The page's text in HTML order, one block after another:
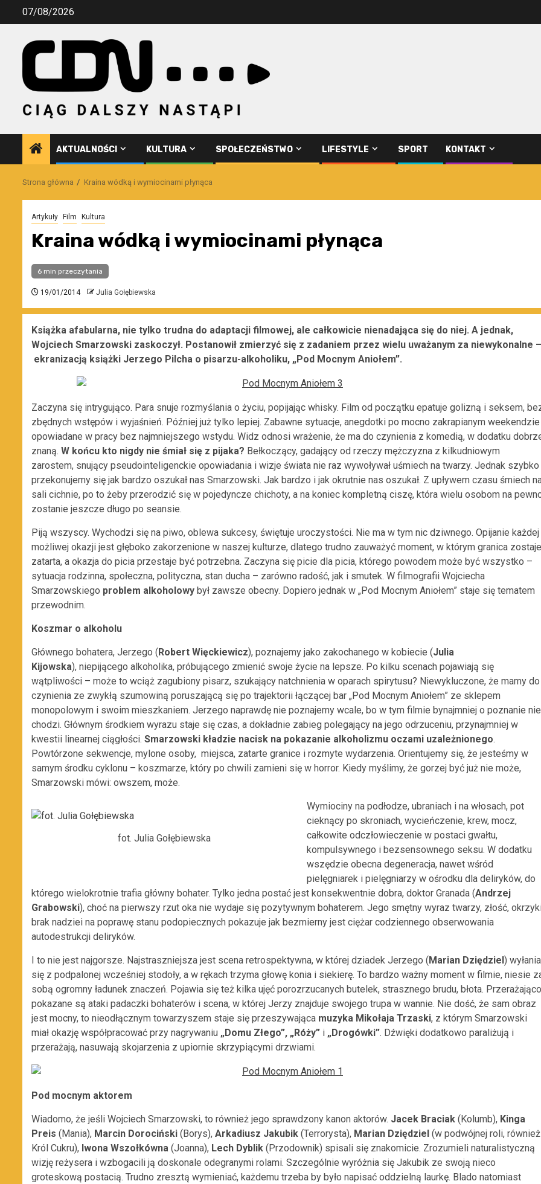
Przejdź07/08/2026
AKTUALNOŚCI KULTURA SPOŁECZEŃSTWO LIFESTYLE SPORT KONTAKT
Strona główna Kraina wódką i wymiocinami płynąca
Artykuły Film Kultura
Kraina wódką i wymiocinami płynąca
6 min przeczytania
19/01/2014 Julia Gołębiewska
Książka afabularna, nie tylko trudna do adaptacji filmowej, ale całkowicie nienadająca się do niej. A jednak,
Wojciech Smarzowski zaskoczył. Postanowił zmierzyć się z zadaniem przez wielu uważanym za niewykonalne –
ekranizacją książki Jerzego Pilcha o pisarzu-alkoholiku, „Pod Mocnym Aniołem”.
Zaczyna się intrygująco. Para snuje rozmyślania o życiu, popijając whisky. Film od początku epatuje golizną i seksem,
zbędnych wstępów i wyjaśnień. Później już tylko lepiej. Zabawne sytuacje, anegdotki po mocno zakrapianym weekendzie
opowiadane w pracy bez najmniejszego wstydu. Widz odnosi wrażenie, że ma do czynienia z komedią, w dodatku
znaną. W końcu kto nigdy nie śmiał się z pijaka? Bełkoczący, gadający od rzeczy mężczyzna z kilkudniowym
zarostem, snujący pseudointeligenckie opowiadania i wizje świata nie raz wywoływał uśmiech na twarzy. Jednak szybko
przekonujemy się jak bardzo oszukał nas Smarzowski. Jak bardzo i jak okrutnie nas oszukał. Z upływem czasu śmiech
sali cichnie, po to żeby przerodzić się w pojedyncze chichoty, a na koniec kompletną ciszę, która wielu osobom na
zostanie jeszcze długo po seansie.
Piją wszyscy. Wychodzi się na piwo, oblewa sukcesy, świętuje uroczystości. Nie ma w tym nic dziwnego. Opijanie każdej
możliwej okazji jest głęboko zakorzenione w naszej kulturze, dlatego trudno zauważyć moment, w którym granica zostaje
zatarta, a okazja do picia przestaje być potrzebna. Zaczyna się picie dla picia, którego powodem może być wszystko –
sytuacja rodzinna, społeczna, polityczna, stan ducha – zarówno radość, jak i smutek. W filmografii Wojciecha
Smarzowskiego problem alkoholowy był zawsze obecny. Dopiero jednak w „Pod Mocnym Aniołem” staje się tematem
przewodnim.
Koszmar o alkoholu
Głównego bohatera, Jerzego (Robert Więckiewicz), poznajemy jako zakochanego w kobiecie (Julia
Kijowska), niepijącego alkoholika, próbującego zmienić swoje życie na lepsze. Po kilku scenach pojawiają się
wątpliwości – może to wciąż zagubiony pisarz, szukający natchnienia w oparach spirytusu? Niewykluczone, że mamy do
czynienia ze zwykłą szumowiną poruszającą się po trajektorii łączącej bar „Pod Mocnym Aniołem” ze sklepem
monopolowym i swoim mieszkaniem. Jerzego naprawdę nie poznajemy wcale, bo w tym filmie bynajmniej o poznanie nie
chodzi. Głównym środkiem wyrazu staje się czas, a dokładnie zabieg polegający na jego odrzuceniu, przynajmniej w
kwestii linearnej ciągłości. Smarzowski kładzie nacisk na pokazanie alkoholizmu oczami uzależnionego.
Powtórzone sekwencje, mylone osoby, miejsca, zatarte granice i rozmyte wydarzenia. Orientujemy się, że jesteśmy w
samym środku cyklonu – koszmarze, który po chwili zamieni się w horror. Kiedy myślimy, że gorzej być już nie może,
Smarzowski mówi: owszem, może.
fot. Julia Gołębiewska
Wymiociny na podłodze, ubraniach i na włosach, pot
cieknący po skroniach, wycieńczenie, krew, mocz,
całkowite odczłowieczenie w postaci gwałtu,
kompulsywnego i bezsensownego seksu. W dodatku
wszędzie obecna degeneracja, nawet wśród
pielęgniarek i pielęgniarzy w ośrodku dla deliryków, do
którego wielokrotnie trafia główny bohater. Tylko jedna postać jest konsekwentnie dobra, doktor Granada (Andrzej
Grabowski), choć na pierwszy rzut oka nie wydaje się pozytywnym bohaterem. Jego smętny wyraz twarzy, złość,
brak nadziei na poprawę stanu podopiecznych pokazuje jak bezmierny jest ciężar codziennego obserwowania
autodestrukcji deliryków.
I to nie jest najgorsze. Najstraszniejsza jest scena retrospektywna, w której dziadek Jerzego (Marian Dziędziel) wyłania
się z podpalonej wcześniej stodoły, a w rękach trzyma głowę konia i siekierę. To bardzo ważny moment w filmie, niesie
sobą ogromny ładunek znaczeń. Pojawia się też kilka ujęć porozrzucanych butelek, strasznego brudu, błota. Przerażająco
pokazane są ataki padaczki bohaterów i scena, w której Jerzy znajduje swojego trupa w wannie. Nie dość, że sam obraz
jest mocny, to nieodłącznym towarzyszem staje się przeszywająca muzyka Mikołaja Trzaski, z którym Smarzowski
miał okazję współpracować przy nagrywaniu „Domu Złego”, „Róży” i „Drogówki”. Dźwięki dodatkowo paraliżują i
przerażają, nasuwają skojarzenia z upiornie skrzypiącymi drzwiami.
Pod mocnym aktorem
Wiadomo, że jeśli Wojciech Smarzowski, to również jego sprawdzony kanon aktorów. Jacek Braciak (Kolumb), Kinga
Preis (Mania), Marcin Dorociński (Borys), Arkadiusz Jakubik (Terrorysta), Marian Dziędziel (w podwójnej roli, również
Król Cukru), Iwona Wszołkówna (Joanna), Lech Dyblik (Przodownik) spisali się znakomicie. Zrozumieli naturalistyczną
wizję reżysera i wzbogacili ją doskonale odegranymi rolami. Szczególnie wyróżnia się Jakubik ze swoją nieco
groteskową postacią. Trudno zresztą wymieniać, każdemu trzeba by było napisać oddzielną laurkę. Blado natomiast